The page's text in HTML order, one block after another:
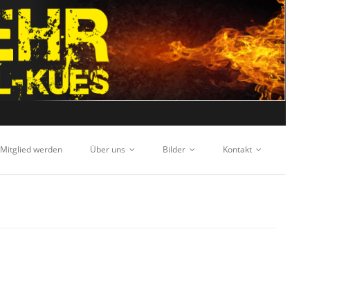
Mitglied werden Über uns Bilder Kontakt